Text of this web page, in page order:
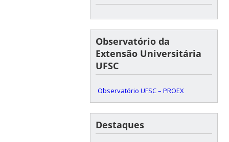
Observatório da
Extensão Universitária
UFSC
Observatório UFSC – PROEX
Destaques